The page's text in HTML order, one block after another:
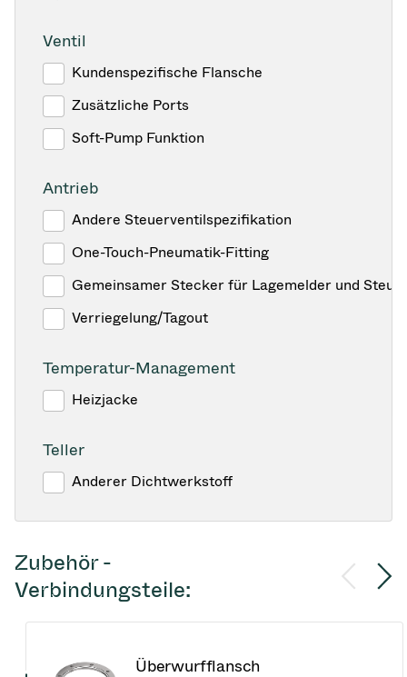
Ventil
Kundenspezifische Flansche
Zusätzliche Ports
Soft-Pump Funktion
Antrieb
Andere Steuerventilspezifikation
One-Touch-Pneumatik-Fitting
Gemeinsamer Stecker für Lagemelder und
Verriegelung/Tagout
Temperatur-Management
Heizjacke
Teller
Anderer Dichtwerkstoff
Zubehör -
Verbindungsteile:
Überwurfflansch